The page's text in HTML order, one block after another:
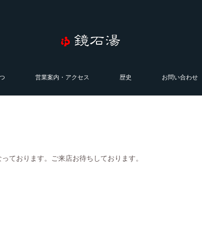
営業案内・アクセス 歴史 お問い合わせ
ております。ご来店お待ちしております。